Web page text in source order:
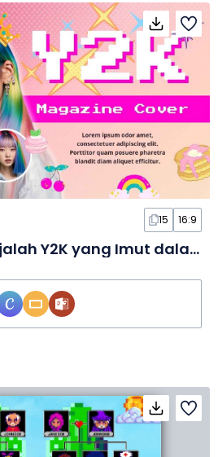
15 16:9
Latar Sampul Majalah Y2K yang Imut dalam Slide